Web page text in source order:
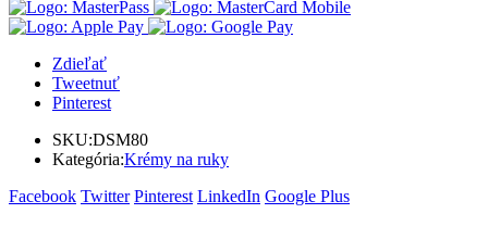
Zdieľať
Tweetnuť
Pinterest
SKU:DSM80
Kategória:Krémy na ruky
Facebook Twitter Pinterest LinkedIn Google Plus